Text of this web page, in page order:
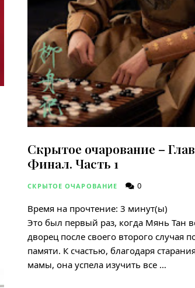
Скрытое очарование –
Финал. Часть 1
СКРЫТОЕ ОЧАРОВАНИЕ 0
Время на прочтение: 3 минут(ы)
Это был первый раз, когда Мянь Тан
дворец после своего второго случая
памяти. К счастью, благодаря
мамы, она успела изучить все …